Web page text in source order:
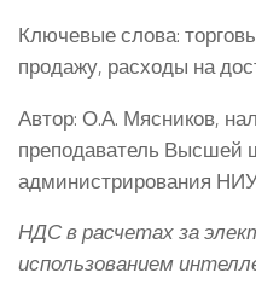
Ключевые слова:
продажу, расходы на
Автор: О.А. Мясников,
преподаватель Высшей
администрирования
НДС в расчетах за
использованием